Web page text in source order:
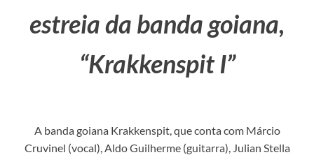
estreia da banda goiana,
“Krakkenspit I”
A banda goiana Krakkenspit, que conta com Márcio
Cruvinel (vocal), Aldo Guilherme (guitarra), Julian Stella